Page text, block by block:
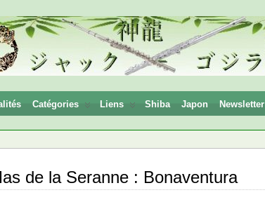
Catégories Liens Shiba Japon Newsletter
de la Seranne : Bonaventura